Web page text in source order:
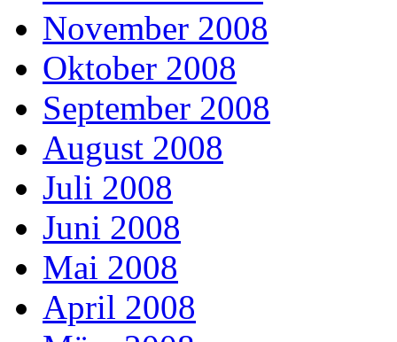
November 2008
Oktober 2008
September 2008
August 2008
Juli 2008
Juni 2008
Mai 2008
April 2008